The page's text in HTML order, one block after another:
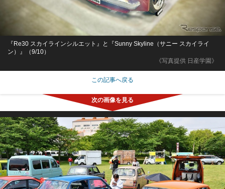
《写真提供 日産学園》
『Re30 スカイラインシルエット』と『Sunny Skyline（サニー スカイライ
ン）』（9/10）
この記事へ戻る